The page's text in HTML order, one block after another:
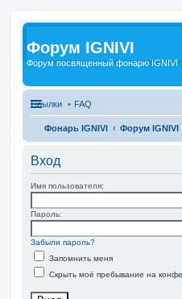
Форум IGNIVI
Форум посвященный фонарю IGNIVI
Ссылки FAQ
Фонарь IGNIVI Форум IGNIVI
Вход
Имя пользователя:
Пароль:
Забыли пароль?
Запомнить меня
Скрыть моё пребывание на